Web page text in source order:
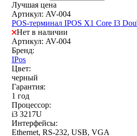
Лучшая цена
Артикул: AV-004
POS-терминал IPOS X1 Core I3
Нет в наличии
Артикул: AV-004
Бренд:
IPos
Цвет:
черный
Гарантия:
1 год
Процессор:
i3 3217U
Интерфейсы:
Ethernet, RS-232, USB, VGA